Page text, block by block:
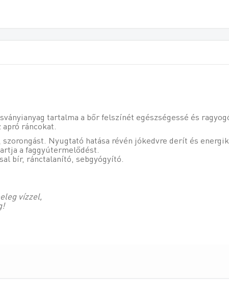
tartalma a bőr felszínét egészségessé és
ráncokat.
Nyugtató hatása révén jókedvre derít és
a faggyútermelődést.
ránctalanító, sebgyógyító.
vízzel,